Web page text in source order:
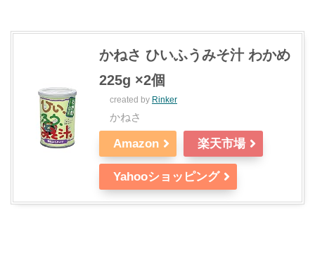
かねさ ひいふうみそ汁 わかめ
225g ×2個
created by Rinker
かねさ
Amazon 楽天市場
Yahooショッピング